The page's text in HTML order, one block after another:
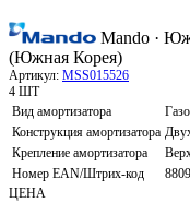
Mando ·
(Южная Корея)
Артикул: MSS015526
4 ШТ
Вид амортизатора
Конструкция амортизатора
Крепление амортизатора
Номер EAN/Штрих-код
ЦЕНА